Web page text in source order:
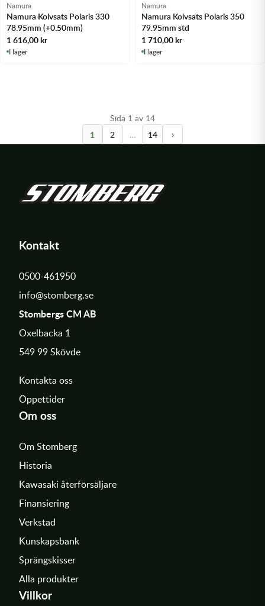
Namura
Namura Kolvsats Polaris 330
78.95mm (+0.50mm)
1 616,00kr
I lager
Namura
Namura Kolvsats Polaris 350
79.95mm std
1 710,00kr
I lager
Sida 1 av 14
1
2 … 14 ›
Kontakt
0500-461950
info@stomberg.se
Stombergs CM AB
Oxelbacka 1
549 99 Skövde
Kontakta oss
Öppettider
Om oss
Om Stomberg
Historia
Kawasaki återförsäljare
Finansiering
Verkstad
Kunskapsbank
Sprängskisser
Alla produkter
Villkor